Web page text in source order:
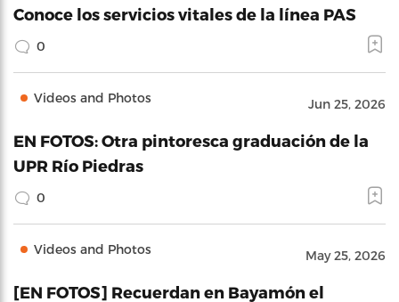
Conoce los servicios vitales de la línea PAS
0
Videos and Photos Jun 25, 2026
EN FOTOS: Otra pintoresca graduación de la
UPR Río Piedras
0
Videos and Photos May 25, 2026
[EN FOTOS] Recuerdan en Bayamón el